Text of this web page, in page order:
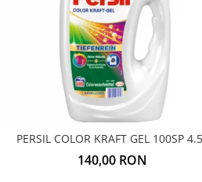
PERSIL COLOR KRAFT GEL 100SP
140,00 RON